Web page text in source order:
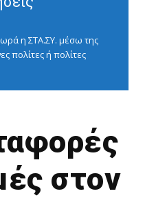
η ΣΤΑ.ΣΥ. μέσω της
πολίτες ή πολίτες
στον